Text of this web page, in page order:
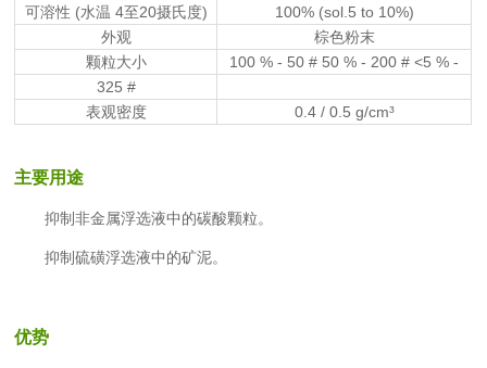
可溶性 (水温 4至20摄氏度)
100% (sol.5 to 10%)
外观
棕色粉末
颗粒大小
100 % - 50 # 50 % - 200 # <5 % -
325 #
表观密度
0.4 / 0.5 g/cm³
主要用途
抑制非金属浮选液中的碳酸颗粒。
抑制硫磺浮选液中的矿泥。
优势